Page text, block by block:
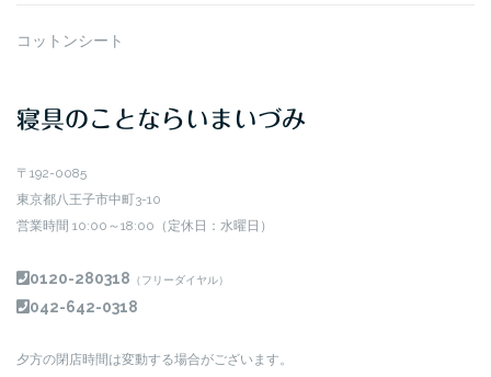
コットンシート
寝具のことならいまいづみ
〒192-0085
東京都八王子市中町3-10
営業時間 10:00～18:00（定休日：水曜日）
0120-280318 （フリーダイヤル）
042-642-0318
夕方の閉店時間は変動する場合がございます。